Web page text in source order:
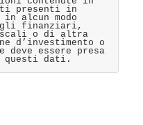
presenti in
in alcun modo
finanziari,
o di altra
d’investimento o
essere presa
questi dati.